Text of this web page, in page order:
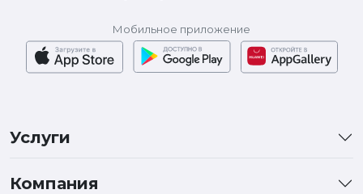
Услуги
Компания
Мобильное приложение